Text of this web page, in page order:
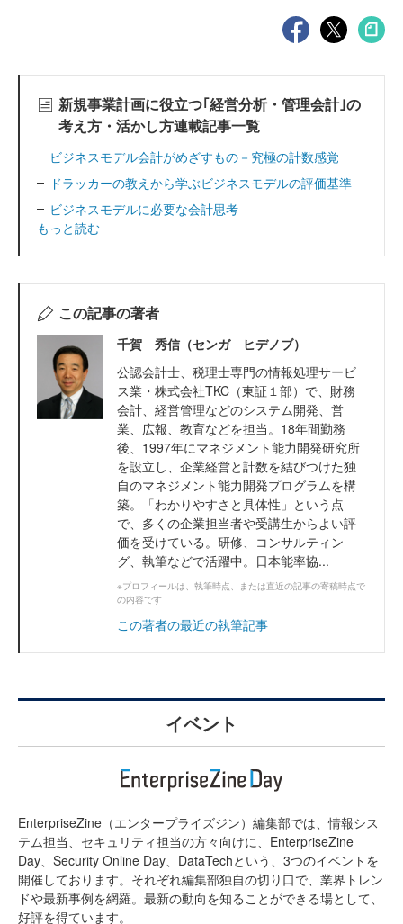
新規事業計画に役立つ｢経営分析・管理会計｣の
考え方・活かし方連載記事一覧
ビジネスモデル会計がめざすもの－究極の計数感覚
ドラッカーの教えから学ぶビジネスモデルの評価基準
ビジネスモデルに必要な会計思考
もっと読む
この記事の著者
千賀 秀信（センガ ヒデノブ）
公認会計士、税理士専門の情報処理サービ
ス業・株式会社TKC（東証１部）で、財務
会計、経営管理などのシステム開発、営
業、広報、教育などを担当。18年間勤務
後、1997年にマネジメント能力開発研究所
を設立し、企業経営と計数を結びつけた独
自のマネジメント能力開発プログラムを構
築。「わかりやすさと具体性」という点
で、多くの企業担当者や受講生からよい評
価を受けている。研修、コンサルティン
グ、執筆などで活躍中。日本能率協...
※プロフィールは、執筆時点、または直近の記事の寄稿時点で
の内容です
この著者の最近の執筆記事
イベント
EnterpriseZine（エンタープライズジン）編集部では、情報シス
テム担当、セキュリティ担当の方々向けに、EnterpriseZine
Day、Security Online Day、DataTechという、3つのイベントを
開催しております。それぞれ編集部独自の切り口で、業界トレン
ドや最新事例を網羅。最新の動向を知ることができる場として、
好評を得ています。